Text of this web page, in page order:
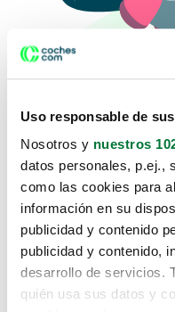
Uso responsable de
Nosotros y nuestros
datos personales, p.ej.,
como las cookies para
información en su
publicidad y contenido
publicidad y contenido,
desarrollo de servicios.
quién usa sus datos y
Lo sentimos,
te hemos
Pero puedes
buscando en alguno